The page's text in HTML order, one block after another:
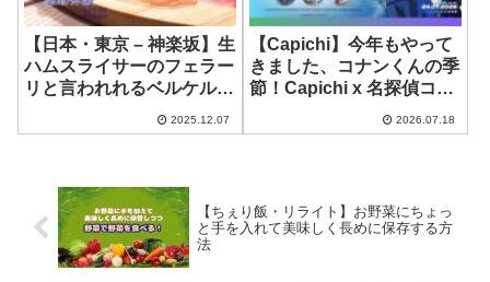
【日本・東京 – 神楽坂】生
ハムスライサーのフェラー
リと言われれるベルケル使
で感動体験！ ~ ワインバー
2025.12.07
【Capichi】今年もやって
きました、コナンくんの季
節！Capichi x 名探偵コナ
年もコンプリートするわ
2026.07.18
【ちぇり飯・リライト】お野菜にちょっ
と手を入れて美味しく長めに保存する方
法